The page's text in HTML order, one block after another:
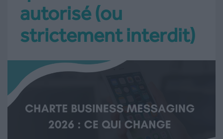
autorisé (ou
strictement interdit)